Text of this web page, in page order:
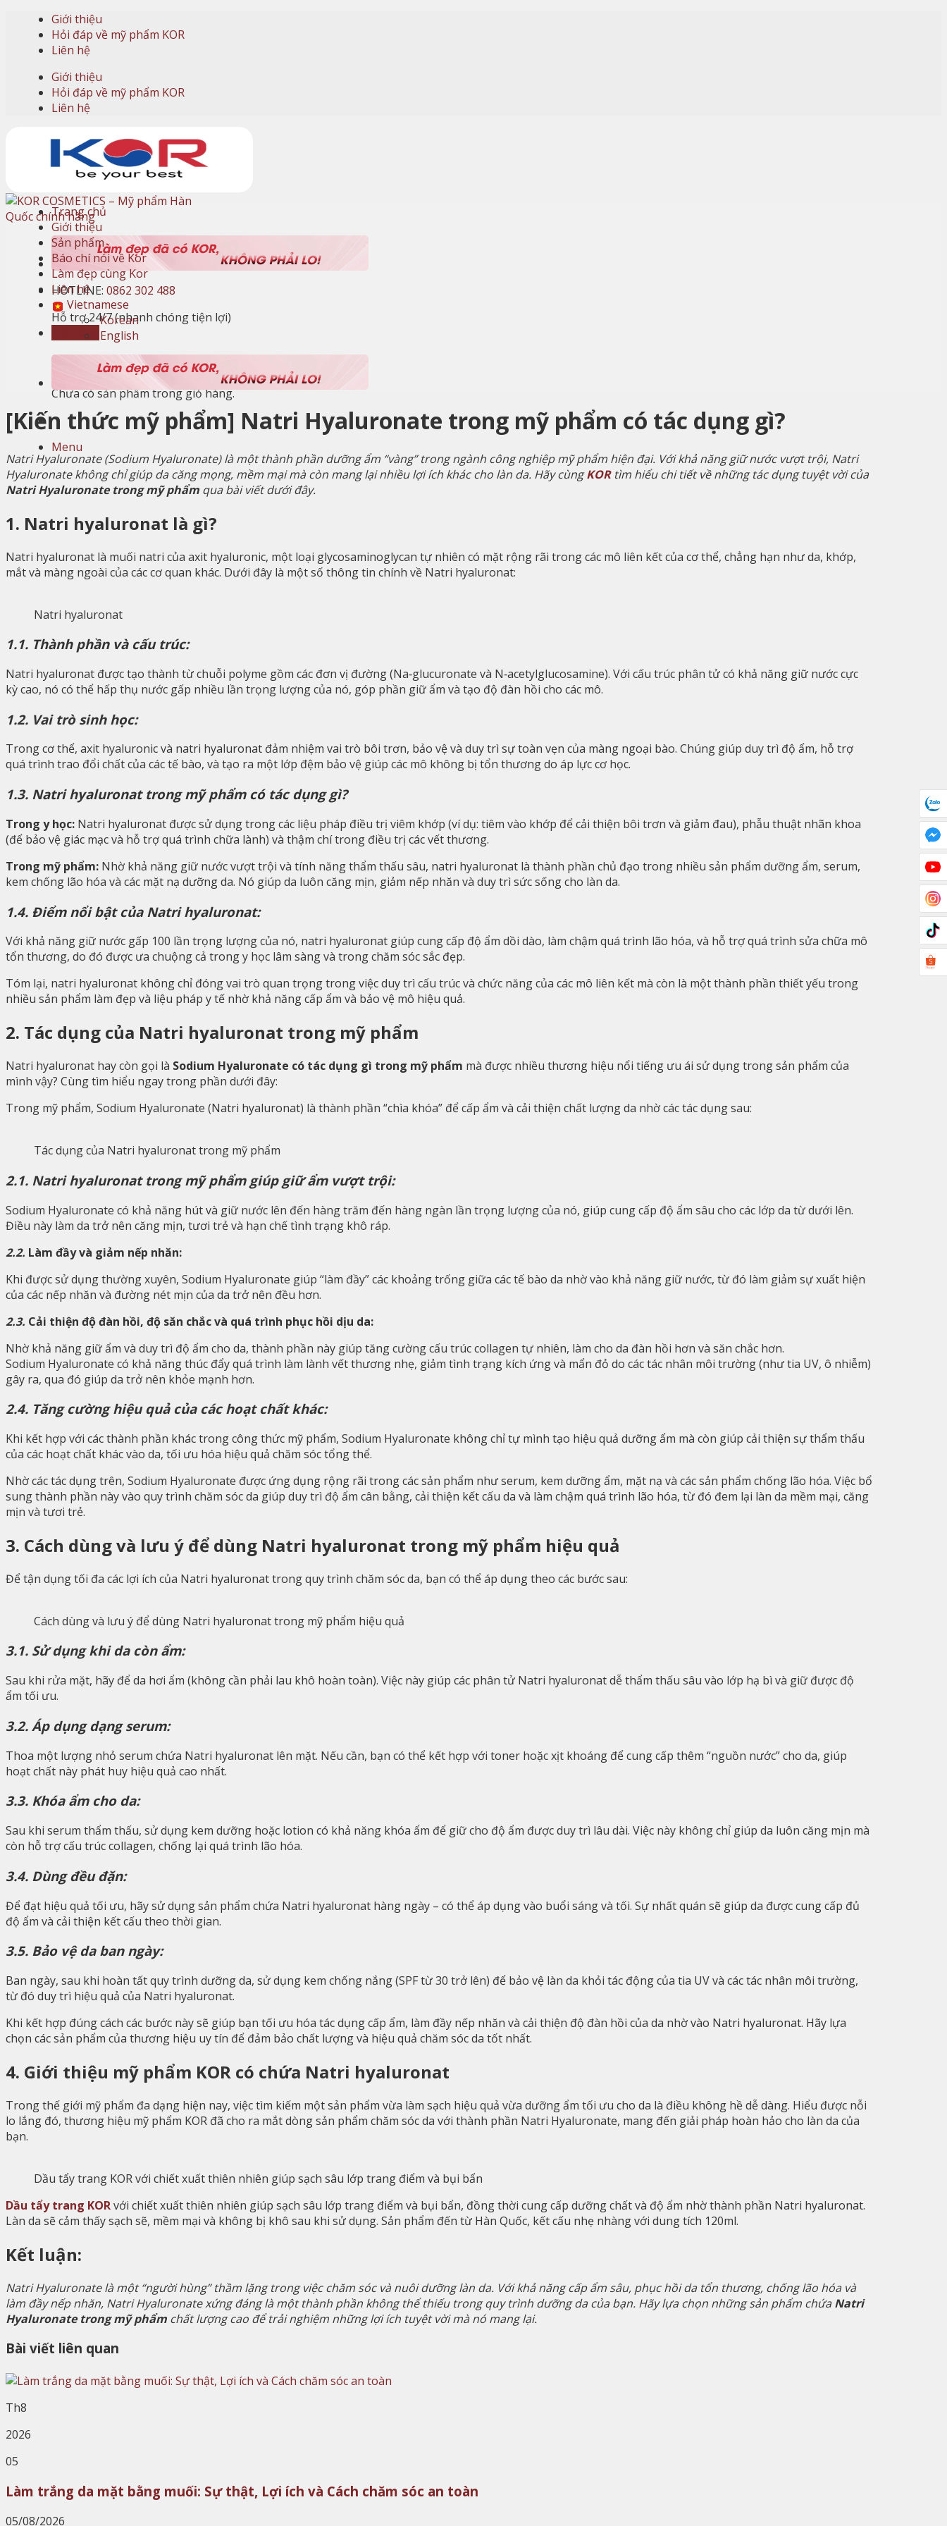
content
Giới thiệu
Hỏi đáp về mỹ phẩm KOR
Liên hệ
Giới thiệu
Hỏi đáp về mỹ phẩm KOR
Liên hệ
HOTLINE: 0862 302 488
Hỗ trợ 24/7 (nhanh chóng tiện lợi)
Giỏ hàng
Giỏ hàng
Chưa có sản phẩm trong giỏ hàng.
Menu
Trang chủ
Giới thiệu
Sản phẩm
Báo chí nói về Kor
Làm đẹp cùng Kor
Liên hệ
Vietnamese
Korean
English
[Kiến thức mỹ phẩm] Natri Hyaluronate trong mỹ phẩm có tác dụng gì?
Natri Hyaluronate (Sodium Hyaluronate) là một thành phần dưỡng ẩm “vàng” trong ngành công nghiệp mỹ phẩm hiện đại. Với khả năng giữ nước vượt trội, Natri
Hyaluronate không chỉ giúp da căng mọng, mềm mại mà còn mang lại nhiều lợi ích khác cho làn da. Hãy cùngKORtìm hiểu chi tiết về những tác dụng tuyệt vời của
Natri Hyaluronate trong mỹ phẩm qua bài viết dưới đây.
1. Natri hyaluronat là gì?
Natri hyaluronat là muối natri của axit hyaluronic, một loại glycosaminoglycan tự nhiên có mặt rộng rãi trong các mô liên kết của cơ thể, chẳng hạn như da, khớp,
mắt và màng ngoài của các cơ quan khác. Dưới đây là một số thông tin chính về Natri hyaluronat:
Natri hyaluronat
1.1. Thành phần và cấu trúc:
Natri hyaluronat được tạo thành từ chuỗi polyme gồm các đơn vị đường (Na‑glucuronate và N‑acetylglucosamine). Với cấu trúc phân tử có khả năng giữ nước cực
kỳ cao, nó có thể hấp thụ nước gấp nhiều lần trọng lượng của nó, góp phần giữ ẩm và tạo độ đàn hồi cho các mô.
1.2. Vai trò sinh học:
Trong cơ thể, axit hyaluronic và natri hyaluronat đảm nhiệm vai trò bôi trơn, bảo vệ và duy trì sự toàn vẹn của màng ngoại bào. Chúng giúp duy trì độ ẩm, hỗ trợ
quá trình trao đổi chất của các tế bào, và tạo ra một lớp đệm bảo vệ giúp các mô không bị tổn thương do áp lực cơ học.
1.3. Natri hyaluronat trong mỹ phẩm có tác dụng gì?
Trong y học: Natri hyaluronat được sử dụng trong các liệu pháp điều trị viêm khớp (ví dụ: tiêm vào khớp để cải thiện bôi trơn và giảm đau), phẫu thuật nhãn khoa
(để bảo vệ giác mạc và hỗ trợ quá trình chữa lành) và thậm chí trong điều trị các vết thương.
Trong mỹ phẩm: Nhờ khả năng giữ nước vượt trội và tính năng thẩm thấu sâu, natri hyaluronat là thành phần chủ đạo trong nhiều sản phẩm dưỡng ẩm, serum,
kem chống lão hóa và các mặt nạ dưỡng da. Nó giúp da luôn căng mịn, giảm nếp nhăn và duy trì sức sống cho làn da.
1.4. Điểm nổi bật của Natri hyaluronat:
Với khả năng giữ nước gấp 100 lần trọng lượng của nó, natri hyaluronat giúp cung cấp độ ẩm dồi dào, làm chậm quá trình lão hóa, và hỗ trợ quá trình sửa chữa mô
tổn thương, do đó được ưa chuộng cả trong y học lâm sàng và trong chăm sóc sắc đẹp.
Tóm lại, natri hyaluronat không chỉ đóng vai trò quan trọng trong việc duy trì cấu trúc và chức năng của các mô liên kết mà còn là một thành phần thiết yếu trong
nhiều sản phẩm làm đẹp và liệu pháp y tế nhờ khả năng cấp ẩm và bảo vệ mô hiệu quả.
2. Tác dụng của Natri hyaluronat trong mỹ phẩm
Natri hyaluronat hay còn gọi là Sodium Hyaluronate có tác dụng gì trong mỹ phẩm mà được nhiều thương hiệu nổi tiếng ưu ái sử dụng trong sản phẩm của
mình vậy? Cùng tìm hiểu ngay trong phần dưới đây:
Trong mỹ phẩm, Sodium Hyaluronate (Natri hyaluronat) là thành phần “chìa khóa” để cấp ẩm và cải thiện chất lượng da nhờ các tác dụng sau:
Tác dụng của Natri hyaluronat trong mỹ phẩm
2.1. Natri hyaluronat trong mỹ phẩm giúp giữ ẩm vượt trội:
Sodium Hyaluronate có khả năng hút và giữ nước lên đến hàng trăm đến hàng ngàn lần trọng lượng của nó, giúp cung cấp độ ẩm sâu cho các lớp da từ dưới lên.
Điều này làm da trở nên căng mịn, tươi trẻ và hạn chế tình trạng khô ráp.
2.2. Làm đầy và giảm nếp nhăn:
Khi được sử dụng thường xuyên, Sodium Hyaluronate giúp “làm đầy” các khoảng trống giữa các tế bào da nhờ vào khả năng giữ nước, từ đó làm giảm sự xuất hiện
của các nếp nhăn và đường nét mịn của da trở nên đều hơn.
2.3. Cải thiện độ đàn hồi, độ săn chắc và quá trình phục hồi dịu da:
Nhờ khả năng giữ ẩm và duy trì độ ẩm cho da, thành phần này giúp tăng cường cấu trúc collagen tự nhiên, làm cho da đàn hồi hơn và săn chắc hơn.
Sodium Hyaluronate có khả năng thúc đẩy quá trình làm lành vết thương nhẹ, giảm tình trạng kích ứng và mẩn đỏ do các tác nhân môi trường (như tia UV, ô nhiễm)
gây ra, qua đó giúp da trở nên khỏe mạnh hơn.
2.4. Tăng cường hiệu quả của các hoạt chất khác:
Khi kết hợp với các thành phần khác trong công thức mỹ phẩm, Sodium Hyaluronate không chỉ tự mình tạo hiệu quả dưỡng ẩm mà còn giúp cải thiện sự thẩm thấu
của các hoạt chất khác vào da, tối ưu hóa hiệu quả chăm sóc tổng thể.
Nhờ các tác dụng trên, Sodium Hyaluronate được ứng dụng rộng rãi trong các sản phẩm như serum, kem dưỡng ẩm, mặt nạ và các sản phẩm chống lão hóa. Việc bổ
sung thành phần này vào quy trình chăm sóc da giúp duy trì độ ẩm cân bằng, cải thiện kết cấu da và làm chậm quá trình lão hóa, từ đó đem lại làn da mềm mại, căng
mịn và tươi trẻ.
3. Cách dùng và lưu ý để dùng Natri hyaluronat trong mỹ phẩm hiệu quả
Để tận dụng tối đa các lợi ích của Natri hyaluronat trong quy trình chăm sóc da, bạn có thể áp dụng theo các bước sau:
Cách dùng và lưu ý để dùng Natri hyaluronat trong mỹ phẩm hiệu quả
3.1. Sử dụng khi da còn ẩm:
Sau khi rửa mặt, hãy để da hơi ẩm (không cần phải lau khô hoàn toàn). Việc này giúp các phân tử Natri hyaluronat dễ thẩm thấu sâu vào lớp hạ bì và giữ được độ
ẩm tối ưu.
3.2. Áp dụng dạng serum:
Thoa một lượng nhỏ serum chứa Natri hyaluronat lên mặt. Nếu cần, bạn có thể kết hợp với toner hoặc xịt khoáng để cung cấp thêm “nguồn nước” cho da, giúp
hoạt chất này phát huy hiệu quả cao nhất.
3.3. Khóa ẩm cho da:
Sau khi serum thẩm thấu, sử dụng kem dưỡng hoặc lotion có khả năng khóa ẩm để giữ cho độ ẩm được duy trì lâu dài. Việc này không chỉ giúp da luôn căng mịn mà
còn hỗ trợ cấu trúc collagen, chống lại quá trình lão hóa.
3.4. Dùng đều đặn:
Để đạt hiệu quả tối ưu, hãy sử dụng sản phẩm chứa Natri hyaluronat hàng ngày – có thể áp dụng vào buổi sáng và tối. Sự nhất quán sẽ giúp da được cung cấp đủ
độ ẩm và cải thiện kết cấu theo thời gian.
3.5. Bảo vệ da ban ngày:
Ban ngày, sau khi hoàn tất quy trình dưỡng da, sử dụng kem chống nắng (SPF từ 30 trở lên) để bảo vệ làn da khỏi tác động của tia UV và các tác nhân môi trường,
từ đó duy trì hiệu quả của Natri hyaluronat.
Khi kết hợp đúng cách các bước này sẽ giúp bạn tối ưu hóa tác dụng cấp ẩm, làm đầy nếp nhăn và cải thiện độ đàn hồi của da nhờ vào Natri hyaluronat. Hãy lựa
chọn các sản phẩm của thương hiệu uy tín để đảm bảo chất lượng và hiệu quả chăm sóc da tốt nhất.
4. Giới thiệu mỹ phẩm KOR có chứa Natri hyaluronat
Trong thế giới mỹ phẩm đa dạng hiện nay, việc tìm kiếm một sản phẩm vừa làm sạch hiệu quả vừa dưỡng ẩm tối ưu cho da là điều không hề dễ dàng. Hiểu được nỗi
lo lắng đó, thương hiệu mỹ phẩm KOR đã cho ra mắt dòng sản phẩm chăm sóc da với thành phần Natri Hyaluronate, mang đến giải pháp hoàn hảo cho làn da của
bạn.
Dầu tẩy trang KOR với chiết xuất thiên nhiên giúp sạch sâu lớp trang điểm và bụi bẩn
Dầu tẩy trang KORvới chiết xuất thiên nhiên giúp sạch sâu lớp trang điểm và bụi bẩn, đồng thời cung cấp dưỡng chất và độ ẩm nhờ thành phần Natri hyaluronat.
Làn da sẽ cảm thấy sạch sẽ, mềm mại và không bị khô sau khi sử dụng. Sản phẩm đến từ Hàn Quốc, kết cấu nhẹ nhàng với dung tích 120ml.
Kết luận:
Natri Hyaluronate là một “người hùng” thầm lặng trong việc chăm sóc và nuôi dưỡng làn da. Với khả năng cấp ẩm sâu, phục hồi da tổn thương, chống lão hóa và
làm đầy nếp nhăn, Natri Hyaluronate xứng đáng là một thành phần không thể thiếu trong quy trình dưỡng da của bạn. Hãy lựa chọn những sản phẩm chứa Natri
Hyaluronate trong mỹ phẩm chất lượng cao để trải nghiệm những lợi ích tuyệt vời mà nó mang lại.
Bài viết liên quan
Th8
2026
05
Làm trắng da mặt bằng muối: Sự thật, Lợi ích và Cách chăm sóc an toàn
05/08/2026